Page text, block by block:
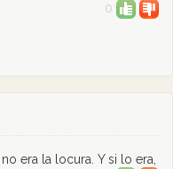
0
era la locura. Y si lo era,